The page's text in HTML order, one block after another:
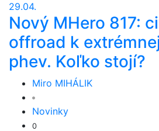
29.04.
Nový MHero 817:
offroad k
phev. Koľko stojí?
Miro MIHÁLIK
Novinky
0